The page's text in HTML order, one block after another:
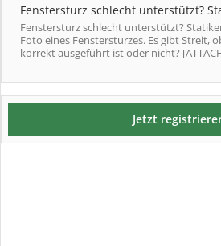
Fenstersturz schlecht unterstützt?
Fenstersturz schlecht unterstützt?
Foto eines Fenstersturzes. Es gibt Streit,
korrekt ausgeführt ist oder nicht?
Jetzt